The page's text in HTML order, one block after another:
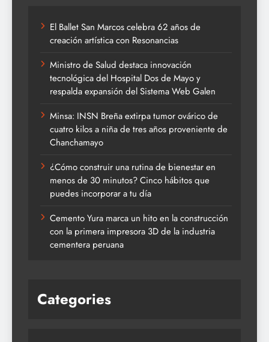
El Ballet San Marcos celebra 62 años de
creación artística con Resonancias
Ministro de Salud destaca innovación
tecnológica del Hospital Dos de Mayo y
respalda expansión del Sistema Web Galen
Minsa: INSN Breña extirpa tumor ovárico de
cuatro kilos a niña de tres años proveniente de
Chanchamayo
¿Cómo construir una rutina de bienestar en
menos de 30 minutos? Cinco hábitos que
puedes incorporar a tu día
Cemento Yura marca un hito en la construcción
con la primera impresora 3D de la industria
cementera peruana
Categories